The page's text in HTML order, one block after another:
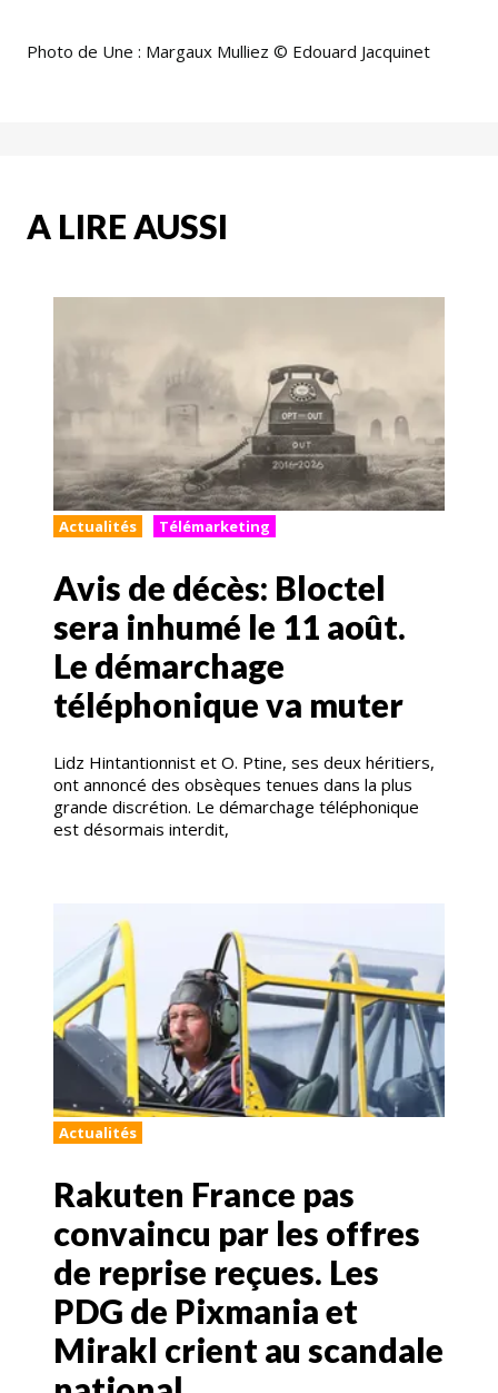
Photo de Une : Margaux Mulliez © Edouard Jacquinet
A LIRE AUSSI
Actualités Télémarketing
Avis de décès: Bloctel
sera inhumé le 11 août.
Le démarchage
téléphonique va muter
Lidz Hintantionnist et O. Ptine, ses deux héritiers,
ont annoncé des obsèques tenues dans la plus
grande discrétion. Le démarchage téléphonique
est désormais interdit,
Actualités
Rakuten France pas
convaincu par les offres
de reprise reçues. Les
PDG de Pixmania et
Mirakl crient au scandale